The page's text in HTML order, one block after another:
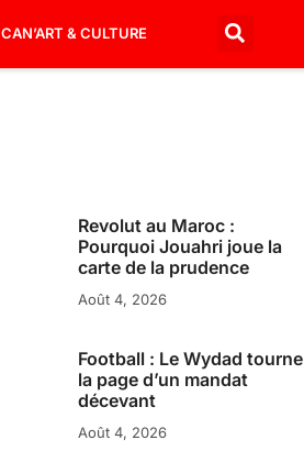
CAN’ART & CULTURE
Revolut au Maroc :
Pourquoi Jouahri joue la
carte de la prudence
Août 4, 2026
Football : Le Wydad tourne
la page d’un mandat
décevant
Août 4, 2026